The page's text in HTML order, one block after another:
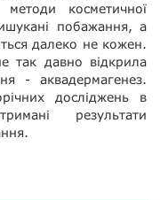
косметичної
побажання, а
далеко не кожен.
так давно відкрила
- аквадермагенез.
досліджень в
результати